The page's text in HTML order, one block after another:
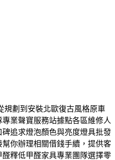
規劃到安裝北歐復古風格原車
業聲寶服務站據點各區維修人
追求燈泡顏色與亮度燈具批發
你辦理相關借錢手續，提供客
釋低甲醛家具專業團隊選擇零